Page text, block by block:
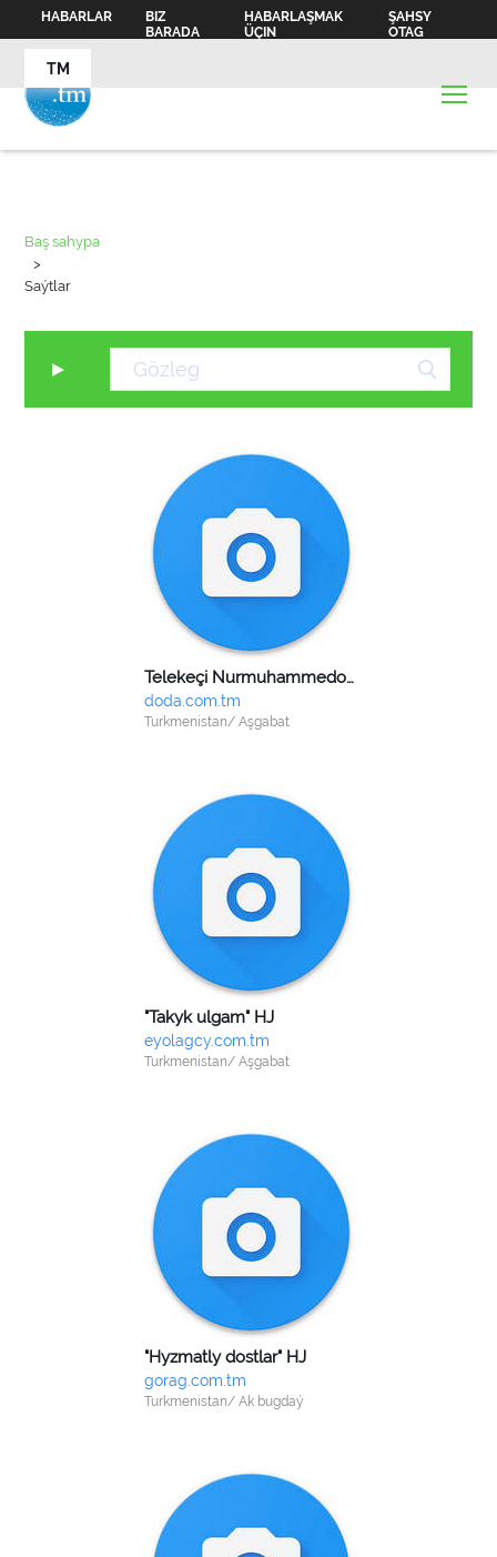
HABARLAR
BIZ
BARADA
HABARLAŞMAK
ÜÇIN
ŞAHSY
OTAG
TM
Baş sahypa
>
Saýtlar
▼
Telekeçi Nurmuhammedow Hydyr Serdarowiç
doda.com.tm
Turkmenistan/ Aşgabat
"Takyk ulgam" HJ
eyolagcy.com.tm
Turkmenistan/ Aşgabat
"Hyzmatly dostlar" HJ
gorag.com.tm
Turkmenistan/ Ak bugdaý